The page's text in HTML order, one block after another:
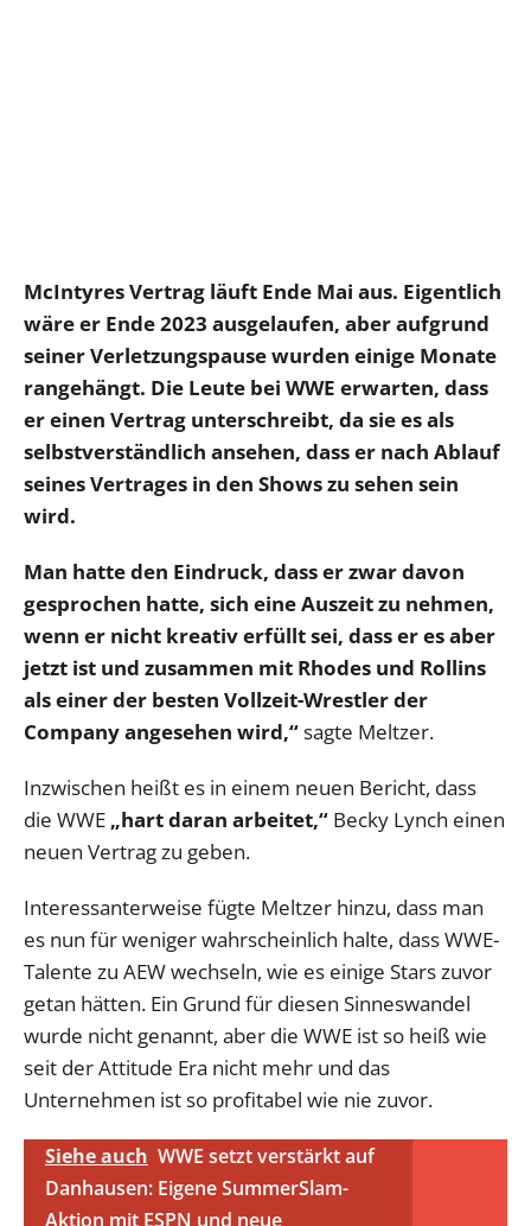
McIntyres Vertrag läuft Ende Mai aus. Eigentlich
wäre er Ende 2023 ausgelaufen, aber aufgrund
seiner Verletzungspause wurden einige Monate
rangehängt. Die Leute bei WWE erwarten, dass
er einen Vertrag unterschreibt, da sie es als
selbstverständlich ansehen, dass er nach Ablauf
seines Vertrages in den Shows zu sehen sein
wird.
Man hatte den Eindruck, dass er zwar davon
gesprochen hatte, sich eine Auszeit zu nehmen,
wenn er nicht kreativ erfüllt sei, dass er es aber
jetzt ist und zusammen mit Rhodes und Rollins
als einer der besten Vollzeit-Wrestler der
Company angesehen wird,“sagte Meltzer.
Inzwischen heißt es in einem neuen Bericht, dass
die WWE „hart daran arbeitet,“ Becky Lynch einen
neuen Vertrag zu geben.
Interessanterweise fügte Meltzer hinzu, dass man
es nun für weniger wahrscheinlich halte, dass WWE-
Talente zu AEW wechseln, wie es einige Stars zuvor
getan hätten. Ein Grund für diesen Sinneswandel
wurde nicht genannt, aber die WWE ist so heiß wie
seit der Attitude Era nicht mehr und das
Unternehmen ist so profitabel wie nie zuvor.
Siehe auch WWE setzt verstärkt auf
Danhausen: Eigene SummerSlam-
Aktion mit ESPN und neue